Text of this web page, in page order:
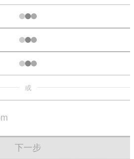
或
下一步